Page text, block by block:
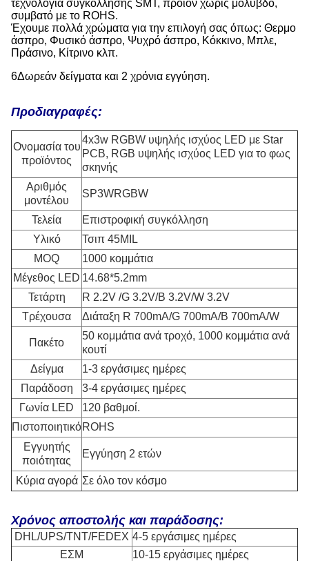
τεχνολογία συγκόλλησης SMT, προϊόν χωρίς μόλυβδο,
συμβατό με το ROHS.
Έχουμε πολλά χρώματα για την επιλογή σας όπως: Θερμο
άσπρο, Φυσικό άσπρο, Ψυχρό άσπρο, Κόκκινο, Μπλε,
Πράσινο, Κίτρινο κλπ.
6Δωρεάν δείγματα και 2 χρόνια εγγύηση.
Προδιαγραφές:
Ονομασία του
προϊόντος
4x3w RGBW υψηλής ισχύος LED με Star
PCB, RGB υψηλής ισχύος LED για το φως
σκηνής
Αριθμός
μοντέλου
SP3WRGBW
Τελεία
Επιστροφική συγκόλληση
Υλικό
Τσιπ 45MIL
MOQ
1000 κομμάτια
Μέγεθος LED 14.68*5.2mm
Τετάρτη
R 2.2V /G 3.2V/B 3.2V/W 3.2V
Τρέχουσα
Διάταξη R 700mA/G 700mA/B 700mA/W
Πακέτο
50 κομμάτια ανά τροχό, 1000 κομμάτια ανά
κουτί
Δείγμα
1-3 εργάσιμες ημέρες
Παράδοση
3-4 εργάσιμες ημέρες
Γωνία LED
120 βαθμοί.
ΠιστοποιητικόROHS
Εγγυητής
ποιότητας
Εγγύηση 2 ετών
Κύρια αγορά Σε όλο τον κόσμο
Χρόνος αποστολής και παράδοσης:
DHL/UPS/TNT/FEDEX 4-5 εργάσιμες ημέρες
ΕΣΜ
10-15 εργάσιμες ημέρες